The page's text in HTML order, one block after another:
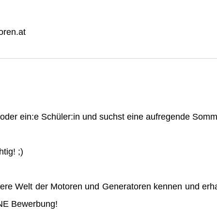
ein:e Schüler:in und suchst eine aufregende
;)
Welt der Motoren und Generatoren kennen und
Bewerbung!